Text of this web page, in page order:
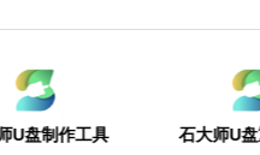
具 石大师U盘重装系统